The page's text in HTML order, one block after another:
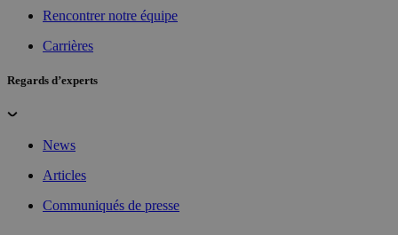
Rencontrer notre équipe
Carrières
Regards d’experts
News
Articles
Communiqués de presse